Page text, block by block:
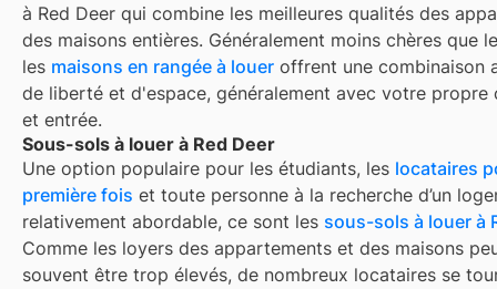
à Red Deer qui combine les meilleures qualités des
des maisons entières. Généralement moins chères que
les maisons en rangée à louer offrent une combinaison
de liberté et d'espace, généralement avec votre propre
et entrée.
Sous-sols à louer à Red Deer
Une option populaire pour les étudiants, les locataires
première fois et toute personne à la recherche d’un
relativement abordable, ce sont les sous-sols à louer à
Comme les loyers des appartements et des maisons
souvent être trop élevés, de nombreux locataires se